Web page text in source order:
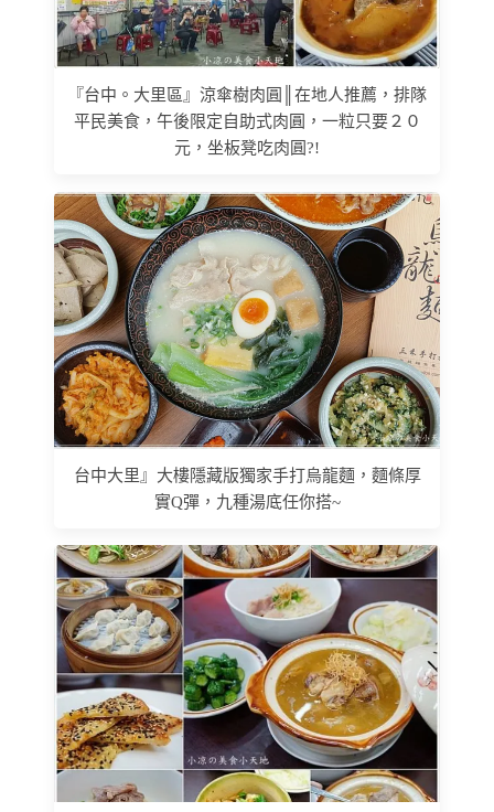
『台中。大里區』涼傘樹肉圓║在地人推薦，排隊
平民美食，午後限定自助式肉圓，一粒只要２０
元，坐板凳吃肉圓?!
台中大里』大樓隱藏版獨家手打烏龍麵，麵條厚
實Q彈，九種湯底任你搭~